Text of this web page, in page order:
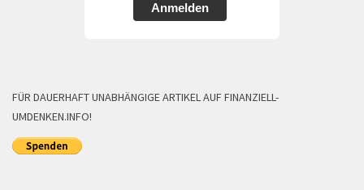
Anmelden
FÜR DAUERHAFT UNABHÄNGIGE ARTIKEL AUF FINANZIELL-
UMDENKEN.INFO!